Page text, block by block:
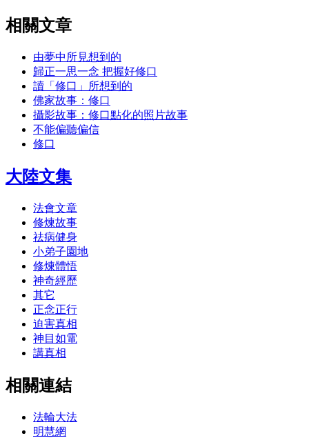
相關文章
由夢中所見想到的
歸正一思一念 把握好修口
讀「修口」所想到的
佛家故事：修口
攝影故事：修口點化的照片故事
不能偏聽偏信
修口
大陸文集
法會文章
修煉故事
祛病健身
小弟子園地
修煉體悟
神奇經歷
其它
正念正行
迫害真相
神目如電
講真相
相關連結
法輪大法
明慧網